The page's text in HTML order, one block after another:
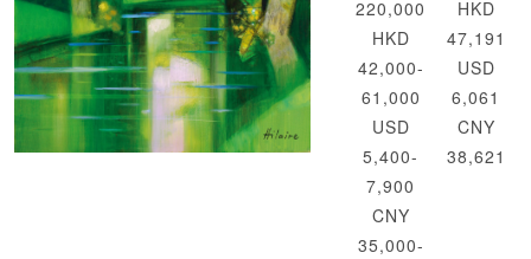
220,000
HKD
42,000-
61,000
USD
5,400-
7,900
CNY
35,000-
HKD
47,191
USD
6,061
CNY
38,621